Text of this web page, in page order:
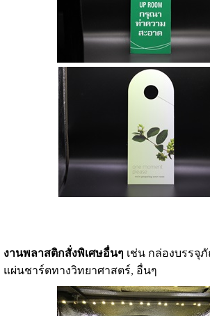
งานพลาสติกสั่งพิเศษอื่นๆ เช่น กล่องบรร
แผ่นชาร์ตทางวิทยาศาสตร์, อื่นๆ